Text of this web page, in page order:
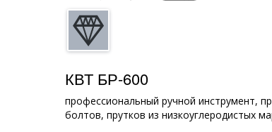
КВТ БР-600
профессиональный ручной инструмент,
болтов, прутков из низкоуглеродистых